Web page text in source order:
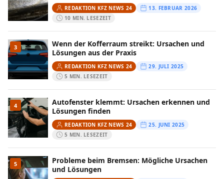
REDAKTION KFZ NEWS 24
13. FEBRUAR 2026
10 MIN. LESEZEIT
3
Wenn der Kofferraum streikt: Ursachen und
Lösungen aus der Praxis
REDAKTION KFZ NEWS 24
29. JULI 2025
5 MIN. LESEZEIT
4
Autofenster klemmt: Ursachen erkennen und
Lösungen finden
REDAKTION KFZ NEWS 24
25. JUNI 2025
5 MIN. LESEZEIT
5
Probleme beim Bremsen: Mögliche Ursachen
und Lösungen